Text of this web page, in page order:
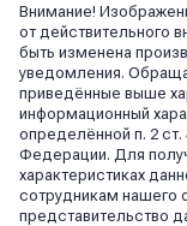
Внимание!
от действительного
быть изменена
уведомления.
приведённые выше
информационный
определённой п. 2
Федерации. Для
характеристиках
сотрудникам нашего
представительство